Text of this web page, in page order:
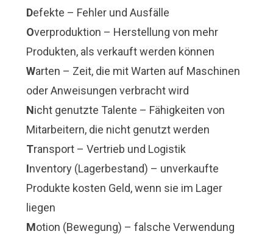
Defekte – Fehler und Ausfälle
Overproduktion – Herstellung von mehr
Produkten, als verkauft werden können
Warten – Zeit, die mit Warten auf Maschinen
oder Anweisungen verbracht wird
Nicht genutzte Talente – Fähigkeiten von
Mitarbeitern, die nicht genutzt werden
Transport – Vertrieb und Logistik
Inventory (Lagerbestand) – unverkaufte
Produkte kosten Geld, wenn sie im Lager
liegen
Motion (Bewegung) – falsche Verwendung